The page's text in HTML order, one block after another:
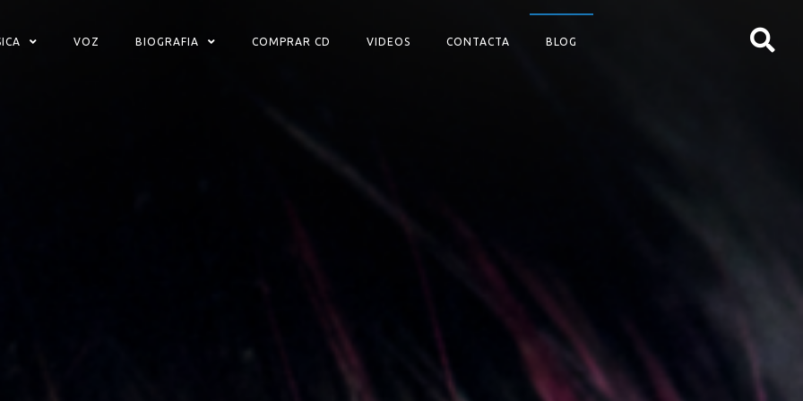
VOZ BIOGRAFIA COMPRAR CD VIDEOS CONTACTA BLOG